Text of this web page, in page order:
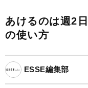
あけるのは週2
の使い方
ESSE編集部